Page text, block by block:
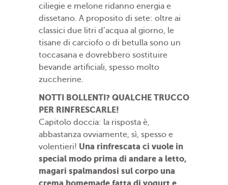
ciliegie e melone ridanno energia e
dissetano. A proposito di sete: oltre ai
classici due litri d’acqua al giorno, le
tisane di carciofo o di betulla sono un
toccasana e dovrebbero sostituire
bevande artificiali, spesso molto
zuccherine.
NOTTI BOLLENTI? QUALCHE TRUCCO
PER RINFRESCARLE!
Capitolo doccia: la risposta è,
abbastanza ovviamente, sì, spesso e
volentieri! Una rinfrescata ci vuole in
special modo prima di andare a letto,
magari spalmandosi sul corpo una